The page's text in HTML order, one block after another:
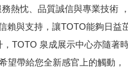
熱忱、品質誠信與專業技術 ，
賴與支持，讓TOTO能夠日益
TOTO 泉成展示中心亦隨著
望帶給您全新感官上的觸動，